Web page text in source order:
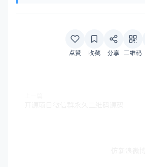
点赞 收藏 分享 二维码